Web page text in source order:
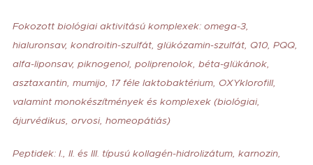
Fokozott biológiai aktivitású komplexek: omega-3,
hialuronsav, kondroitin-szulfát, glükózamin-szulfát, Q10, PQQ,
alfa-liponsav, piknogenol, poliprenolok, béta-glükánok,
asztaxantin, mumijo, 17 féle laktobaktérium, OXYklorofill,
valamint monokészítmények és komplexek (biológiai,
ájurvédikus, orvosi, homeopátiás)
Peptidek: I., II. és III. típusú kollagén-hidrolizátum, karnozin,